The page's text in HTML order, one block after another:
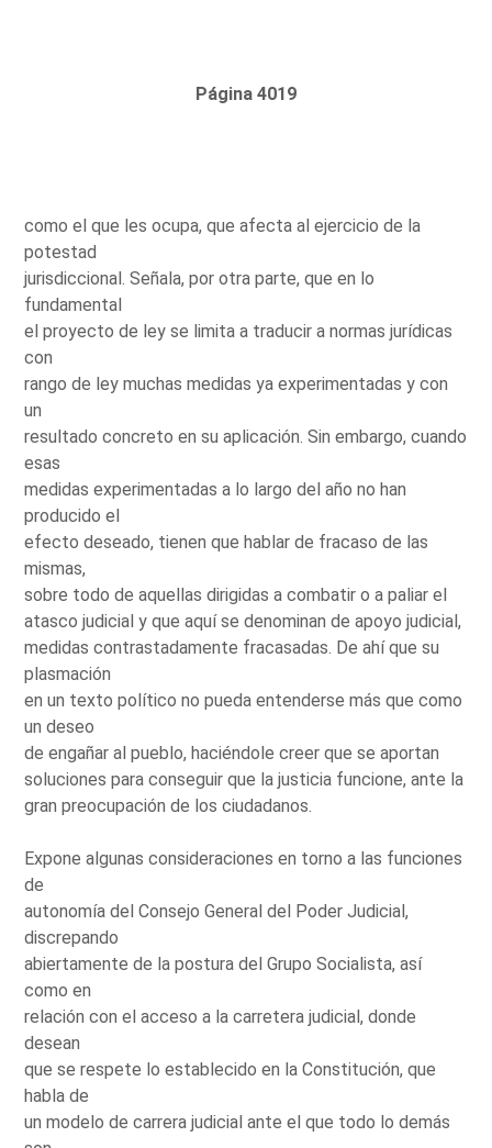
Página 4019
como el que les ocupa, que afecta al ejercicio de la
potestad
jurisdiccional. Señala, por otra parte, que en lo
fundamental
el proyecto de ley se limita a traducir a normas jurídicas
con
rango de ley muchas medidas ya experimentadas y con
un
resultado concreto en su aplicación. Sin embargo, cuando
esas
medidas experimentadas a lo largo del año no han
producido el
efecto deseado, tienen que hablar de fracaso de las
mismas,
sobre todo de aquellas dirigidas a combatir o a paliar el
atasco judicial y que aquí se denominan de apoyo judicial,
medidas contrastadamente fracasadas. De ahí que su
plasmación
en un texto político no pueda entenderse más que como
un deseo
de engañar al pueblo, haciéndole creer que se aportan
soluciones para conseguir que la justicia funcione, ante la
gran preocupación de los ciudadanos.
Expone algunas consideraciones en torno a las funciones
de
autonomía del Consejo General del Poder Judicial,
discrepando
abiertamente de la postura del Grupo Socialista, así
como en
relación con el acceso a la carretera judicial, donde
desean
que se respete lo establecido en la Constitución, que
habla de
un modelo de carrera judicial ante el que todo lo demás